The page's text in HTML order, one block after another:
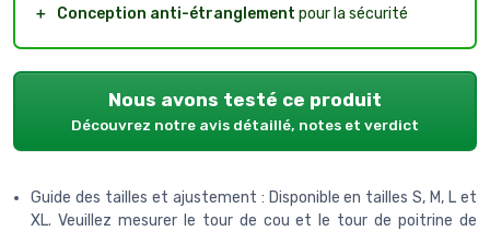
＋
Conception anti-étranglement pour la sécurité
Nous avons testé ce produit
Découvrez notre avis détaillé, notes et verdict
Guide des tailles et ajustement : Disponible en tailles S, M, L et
XL. Veuillez mesurer le tour de cou et le tour de poitrine de